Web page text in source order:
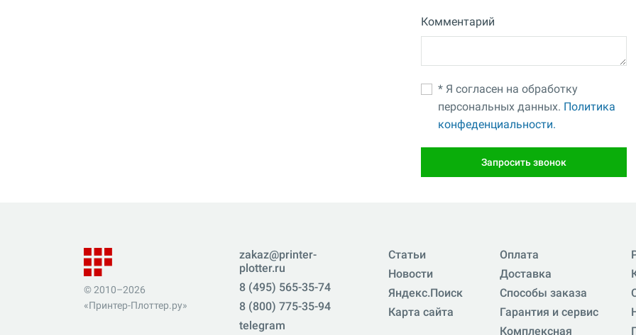
Комментарий
* Я согласен на обработку
персональных данных. Политика
конфеденциальности.
Запросить звонок
© 2010–2026
«Принтер-Плоттер.ру»
zakaz@printer-
plotter.ru
8 (495) 565-35-74
8 (800) 775-35-94
telegram
Статьи
Новости
Яндекс.Поиск
Карта сайта
Оплата
Доставка
Способы заказа
Гарантия и сервис
Комплексная